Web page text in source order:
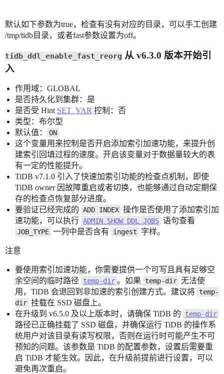
默认如下参数为true，检查有没有对应的目录，可以手工创建
/tmp/tidb目录，或者fast参数设置为off。
tidb_ddl_enable_fast_reorg 从 v6.3.0 版本开始引
入
作用域：GLOBAL
是否持久化到集群：是
是否受 Hint SET_VAR 控制：否
类型：布尔型
默认值：
ON
这个变量用来控制是否开启添加索引加速功能，来提升创
建索引回填过程的速度。开启该变量对于数据量较大的表
有一定的性能提升。
TiDB v7.1.0 引入了快速加索引功能的检查点机制，即使
TiDB owner 因故障重启或者切换，也能够通过自动定期保
存的检查点恢复部分进度。
要验证已经完成的 ADD INDEX 操作是否使用了添加索引加
速功能，可以执行 ADMIN SHOW DDL JOBS 语句查看
JOB_TYPE 一列中是否含有 ingest 字样。
注意
要使用索引加速功能，你需要提供一个可写且具有足够空
余空间的临时路径 temp-dir 。如果 temp-dir 无法使
用，TiDB 会退回到非加速的索引创建方式。建议将 temp-
dir 挂载在 SSD 磁盘上。
在升级到 v6.5.0 及以上版本时，请确保 TiDB 的
temp-dir
路径已正确挂载了 SSD 磁盘，并确保运行 TiDB 的操作系
统用户对该目录有读写权限，否则在运行时可能产生不可
预知的问题。该参数是 TiDB 的配置参数，设置后需要重
启 TiDB 才能生效。因此，在升级前提前进行设置，可以
避免再次重启。